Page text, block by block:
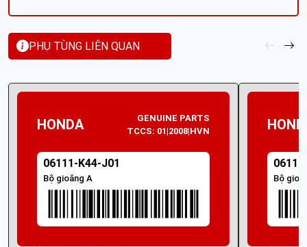
PHỤ TÙNG LIÊN QUAN
HONDA
GENUINE PARTS
TCCS: 01|2008|HVN
06111-K44-J01
Bộ gioăng A Bộ